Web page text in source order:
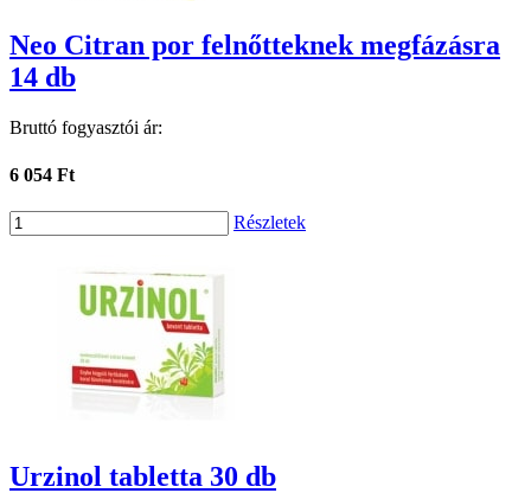
Neo Citran por felnőtteknek megfázásra
14 db
Bruttó fogyasztói ár:
6 054 Ft
Részletek
Urzinol tabletta 30 db